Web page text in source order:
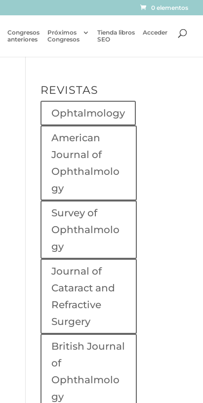
0 elementos
Congresos
anteriores
Próximos
Congresos
Tienda libros
SEO
Acceder
REVISTAS
Ophtalmology
American
Journal of
Ophthalmolo
gy
Survey of
Ophthalmolo
gy
Journal of
Cataract and
Refractive
Surgery
British Journal
of
Ophthalmolo
gy